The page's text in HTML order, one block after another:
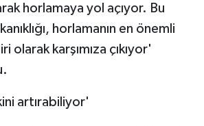
horlamaya yol açıyor. Bu
horlamanın en önemli
olarak karşımıza çıkıyor'
artırabiliyor'